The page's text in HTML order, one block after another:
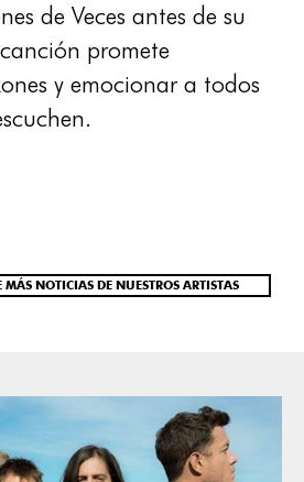
de Veces antes de su
promete
y emocionar a todos
MÁS NOTICIAS DE NUESTROS ARTISTAS